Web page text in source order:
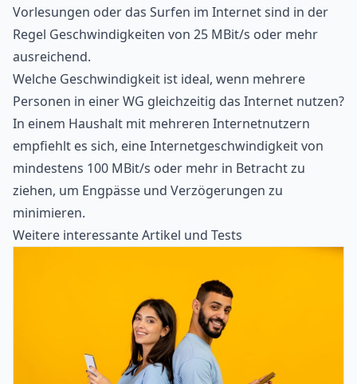
Vorlesungen oder das Surfen im Internet sind in der
Regel Geschwindigkeiten von 25 MBit/s oder mehr
ausreichend.
Welche Geschwindigkeit ist ideal, wenn mehrere
Personen in einer WG gleichzeitig das Internet nutzen?
In einem Haushalt mit mehreren Internetnutzern
empfiehlt es sich, eine Internetgeschwindigkeit von
mindestens 100 MBit/s oder mehr in Betracht zu
ziehen, um Engpässe und Verzögerungen zu
minimieren.
Weitere interessante Artikel und Tests